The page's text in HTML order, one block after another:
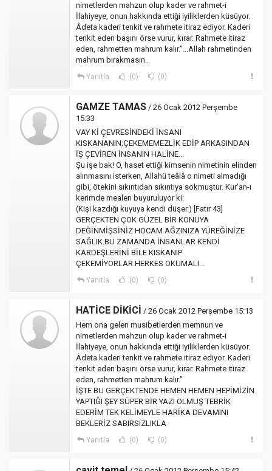
nimetlerden mahzun olup kader ve rahmet-i
İlahiyeye, onun hakkında ettiği iyiliklerden küsüyor.
Âdeta kaderi tenkit ve rahmete itiraz ediyor. Kaderi
tenkit eden başını örse vurur, kırar. Rahmete itiraz
eden, rahmetten mahrum kalır.”...Allah rahmetinden
mahrum bırakmasın..
Yanıtla (0) (0)
GAMZE TAMAS / 26 Ocak 2012 Perşembe
15:33
VAY Kİ ÇEVRESİNDEKİ İNSANI
KISKANANIN;ÇEKEMEMEZLİK EDİP ARKASINDAN
İŞ ÇEVİREN İNSANIN HALİNE...
Şu işe bak! O, haset ettiği kimsenin nimetinin elinden
alınmasını isterken, Allahü teâlâ o nimeti almadığı
gibi, ötekini sıkıntıdan sıkıntıya sokmuştur. Kur'an-ı
kerimde mealen buyuruluyor ki:
(Kişi kazdığı kuyuya kendi düşer.) [Fatır 43]
GERÇEKTEN ÇOK GÜZEL BİR KONUYA
DEĞİNMİŞSİNİZ HOCAM AĞZINIZA YÜREĞİNİZE
SAĞLIK.BU ZAMANDA İNSANLAR KENDİ
KARDEŞLERİNİ BİLE KISKANIP
ÇEKEMİYORLAR.HERKES OKUMALI...
Yanıtla (0) (0)
HATİCE DİKİCİ / 26 Ocak 2012 Perşembe 15:13
Hem ona gelen musibetlerden memnun ve
nimetlerden mahzun olup kader ve rahmet-i
İlahiyeye, onun hakkında ettiği iyiliklerden küsüyor.
Âdeta kaderi tenkit ve rahmete itiraz ediyor. Kaderi
tenkit eden başını örse vurur, kırar. Rahmete itiraz
eden, rahmetten mahrum kalır.”
İŞTE BU GERÇEKTENDE HEMEN HEMEN HEPİMİZİN
YAPTIĞI ŞEY SÜPER BİR YAZI OLMUŞ TEBRİK
EDERİM TEK KELİMEYLE HARİKA DEVAMINI
BEKLERİZ SABIRSIZLIKLA
Yanıtla (0) (0)